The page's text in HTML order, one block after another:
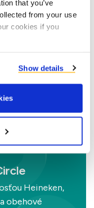
that you’ve
from your use
cookies if you
Show details
škrobu,
ovocia a
Heineken,
obehové